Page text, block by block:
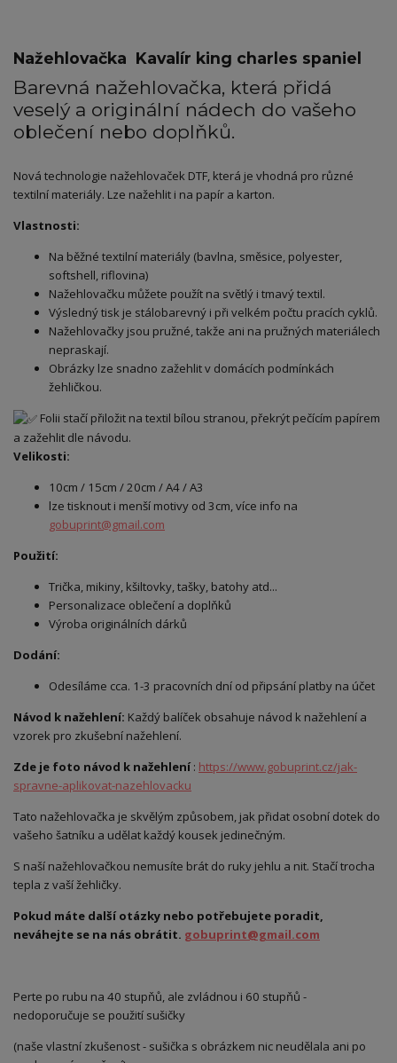
Nažehlovačka Kavalír king charles spaniel
Barevná nažehlovačka, která přidá
veselý a originální nádech do vašeho
oblečení nebo doplňků.
Nová technologie nažehlovaček DTF, která je vhodná pro různé
textilní materiály. Lze nažehlit i na papír a karton.
Vlastnosti:
Na běžné textilní materiály (bavlna, směsice, polyester,
softshell, riflovina)
Nažehlovačku můžete použít na světlý i tmavý textil.
Výsledný tisk je stálobarevný i při velkém počtu pracích cyklů.
Nažehlovačky jsou pružné, takže ani na pružných materiálech
nepraskají.
Obrázky lze snadno zažehlit v domácích podmínkách
žehličkou.
Folii stačí přiložit na textil bílou stranou, překrýt pečícím papírem
a zažehlit dle návodu.
Velikosti:
10cm / 15cm / 20cm / A4 / A3
lze tisknout i menší motivy od 3cm, více info na
gobuprint@gmail.com
Použití:
Trička, mikiny, kšiltovky, tašky, batohy atd...
Personalizace oblečení a doplňků
Výroba originálních dárků
Dodání:
Odesíláme cca. 1-3 pracovních dní od připsání platby na účet
Návod k nažehlení: Každý balíček obsahuje návod k nažehlení a
vzorek pro zkušební nažehlení.
Zde je foto návod k nažehlení: https://www.gobuprint.cz/jak-
spravne-aplikovat-nazehlovacku
Tato nažehlovačka je skvělým způsobem, jak přidat osobní dotek do
vašeho šatníku a udělat každý kousek jedinečným.
S naší nažehlovačkou nemusíte brát do ruky jehlu a nit. Stačí trocha
tepla z vaší žehličky.
Pokud máte další otázky nebo potřebujete poradit,
neváhejte se na nás obrátit. gobuprint@gmail.com
Perte po rubu na 40 stupňů, ale zvládnou i 60 stupňů -
nedoporučuje se použití sušičky
(naše vlastní zkušenost - sušička s obrázkem nic neudělala ani po